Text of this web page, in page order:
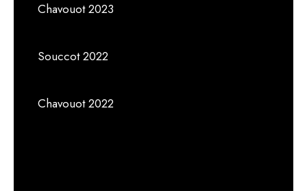
Chavouot 2023
Souccot 2022
Chavouot 2022